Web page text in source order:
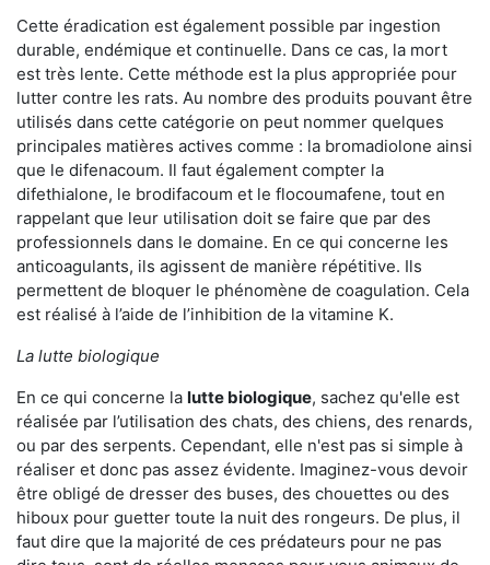
Cette éradication est également possible par ingestion
durable, endémique et continuelle. Dans ce cas, la mort
est très lente. Cette méthode est la plus appropriée pour
lutter contre les rats. Au nombre des produits pouvant être
utilisés dans cette catégorie on peut nommer quelques
principales matières actives comme : la bromadiolone ainsi
que le difenacoum. Il faut également compter la
difethialone, le brodifacoum et le flocoumafene, tout en
rappelant que leur utilisation doit se faire que par des
professionnels dans le domaine. En ce qui concerne les
anticoagulants, ils agissent de manière répétitive. Ils
permettent de bloquer le phénomène de coagulation. Cela
est réalisé à l’aide de l’inhibition de la vitamine K.
La lutte biologique
En ce qui concerne la lutte biologique, sachez qu'elle est
réalisée par l’utilisation des chats, des chiens, des renards,
ou par des serpents. Cependant, elle n'est pas si simple à
réaliser et donc pas assez évidente. Imaginez-vous devoir
être obligé de dresser des buses, des chouettes ou des
hiboux pour guetter toute la nuit des rongeurs. De plus, il
faut dire que la majorité de ces prédateurs pour ne pas